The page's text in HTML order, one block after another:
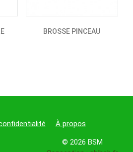
BROSSE PINCEAU
À propos
© 2026 BSM